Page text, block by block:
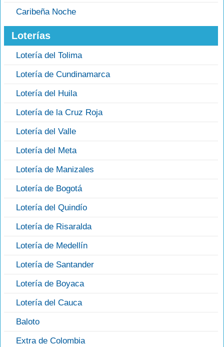
Caribeña Noche
Loterías
Lotería del Tolima
Lotería de Cundinamarca
Lotería del Huila
Lotería de la Cruz Roja
Lotería del Valle
Lotería del Meta
Lotería de Manizales
Lotería de Bogotá
Lotería del Quindío
Lotería de Risaralda
Lotería de Medellín
Lotería de Santander
Lotería de Boyaca
Lotería del Cauca
Baloto
Extra de Colombia